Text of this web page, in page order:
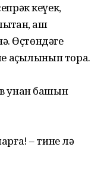
кеүек,
ҡаш
Өҫтөндәге
аҫылынып тора.
унан башын
– тине лә